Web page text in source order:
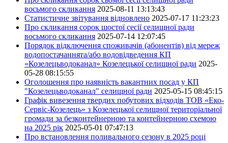
восьмого скликання 2025-08-11 13:13:43
Статистичне звітування відновлено 2025-07-17 11:23:23
Про скликання сорок шостої сесії селищної ради
восьмого скликання 2025-07-14 12:07:45
Порядок відключення споживачів (абонентів) від мереж
водопостачаннята/або водовідведення КП
«Козелецьводоканал» Козелецької селищної ради 2025-
05-28 08:15:55
Оголошення про наявність вакантних посад у КП
"Козелецьводоканал" селищної ради 2025-05-15 08:45:15
Графік вивезення твердих побутових відходів ТОВ «Еко-
Сервіс-Козелець» з Козелецької селищної територіальної
громади за безконтейнерною та контейнерною схемою
на 2025 рік 2025-05-01 07:47:13
Про встановлення поливального сезону в 2025 році